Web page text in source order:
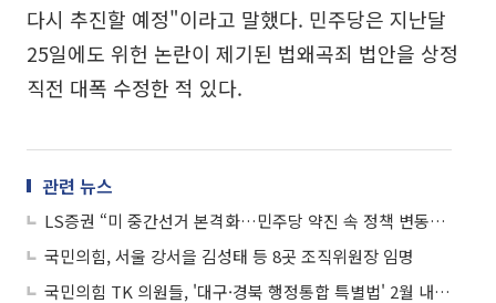
다시 추진할 예정"이라고 말했다. 민주당은 지난달
25일에도 위헌 논란이 제기된 법왜곡죄 법안을 상정
직전 대폭 수정한 적 있다.
관련 뉴스
LS증권 “미 중간선거 본격화…민주당 약진 속 정책 변동성 확대”
국민의힘, 서울 강서을 김성태 등 8곳 조직위원장 임명
국민의힘 TK 의원들, '대구·경북 행정통합 특별법' 2월 내 처리 추진